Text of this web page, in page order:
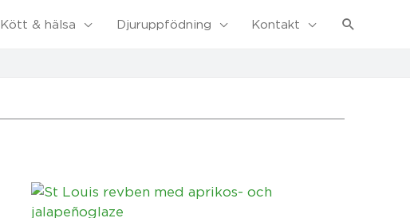
Kött & hälsa Djuruppfödning Kontakt Sök